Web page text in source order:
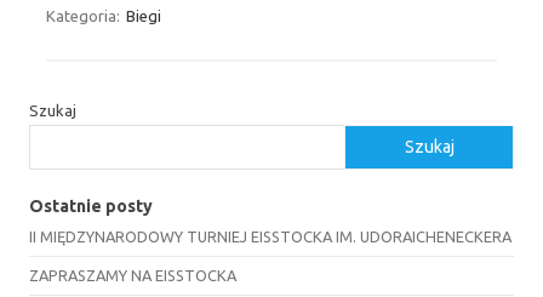
Kategoria: Biegi
Szukaj
Szukaj
Ostatnie posty
II MIĘDZYNARODOWY TURNIEJ EISSTOCKA IM. UDORAICHENECKERA
ZAPRASZAMY NA EISSTOCKA